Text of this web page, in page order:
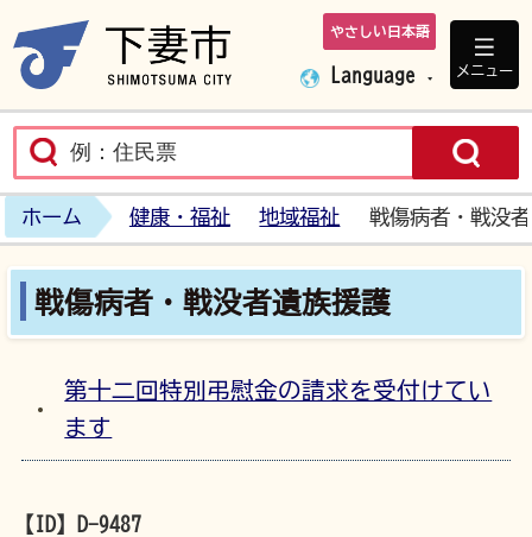
下妻市ホームペ
やさしい日本語
Language メニュー
ホーム 健康・福祉 地域福祉 戦傷病者・戦没
戦傷病者・戦没者遺族援護
第十二回特別弔慰金の請求を受付けてい
ます
【ID】
D-9487